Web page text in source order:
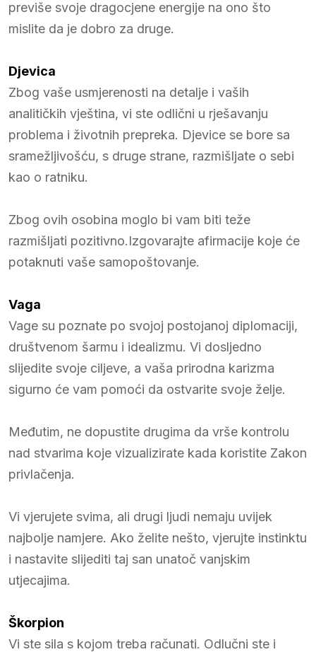
previše svoje dragocjene energije na ono što
mislite da je dobro za druge.
Djevica
Zbog vaše usmjerenosti na detalje i vaših
analitičkih vještina, vi ste odlični u rješavanju
problema i životnih prepreka. Djevice se bore sa
sramežljivošću, s druge strane, razmišljate o sebi
kao o ratniku.
Zbog ovih osobina moglo bi vam biti teže
razmišljati pozitivno.Izgovarajte afirmacije koje će
potaknuti vaše samopoštovanje.
Vaga
Vage su poznate po svojoj postojanoj diplomaciji,
društvenom šarmu i idealizmu. Vi dosljedno
slijedite svoje ciljeve, a vaša prirodna karizma
sigurno će vam pomoći da ostvarite svoje želje.
Međutim, ne dopustite drugima da vrše kontrolu
nad stvarima koje vizualizirate kada koristite Zakon
privlačenja.
Vi vjerujete svima, ali drugi ljudi nemaju uvijek
najbolje namjere. Ako želite nešto, vjerujte instinktu
i nastavite slijediti taj san unatoč vanjskim
utjecajima.
Škorpion
Vi ste sila s kojom treba računati. Odlučni ste i